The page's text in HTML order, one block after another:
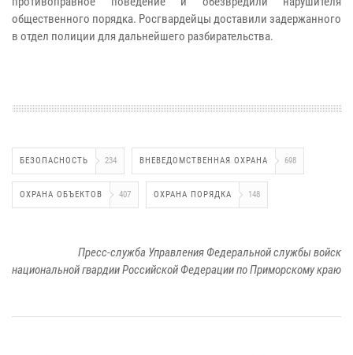
общественного порядка. Росгвардейцы доставили задержанного
в отдел полиции для дальнейшего разбирательства.
БЕЗОПАСНОСТЬ 234 ВНЕВЕДОМСТВЕННАЯ ОХРАНА 698
ОХРАНА ОБЪЕКТОВ 407 ОХРАНА ПОРЯДКА 148
Пресс-служба Управления Федеральной службы войск
национальной гвардии Российской Федерации по Приморскому краю